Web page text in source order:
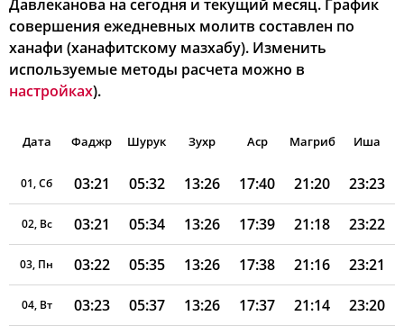
Давлеканова на сегодня и текущий месяц. График
совершения ежедневных молитв составлен по
ханафи (ханафитскому мазхабу). Изменить
используемые методы расчета можно в
настройках).
Дата Фаджр Шурук Зухр Аср Магриб Иша
01, Сб 03:21 05:32 13:26 17:40 21:20 23:23
02, Вс 03:21 05:34 13:26 17:39 21:18 23:22
03, Пн 03:22 05:35 13:26 17:38 21:16 23:21
04, Вт 03:23 05:37 13:26 17:37 21:14 23:20